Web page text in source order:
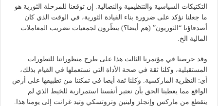
التكتيكات السياسية والتنظيمية والنضالية. إن توقعنا للمرحلة الثورية هو
ما جعلنا نؤكد على ضرورة بناء القيادة الثورية، في الوقت الذي كان
أصدقاؤنا “الثوريون” (هم أيضا؟) ينظّرون لجمعيات تضريب المعاملات
المالية الخ.
وقد حرصنا في مؤتمرنا الثالث هذا على طرح منظوراتنا للتطورات
المستقبلية، وكلنا ثقة في صحة الأداة التي نستعملها في القيام بذلك،
أي: النظرية الماركسية. وكلنا ثقة أيضا في تمكننا من تطبيقها على أرض
الواقع مما يعطينا الحق بأن نعتبر أنفسنا استمرارية للخيط الذي لم
ينقطع من ماركس وإنجلز ولينين وتروتسكي وتيد غرانت إلى يومنا هذا.